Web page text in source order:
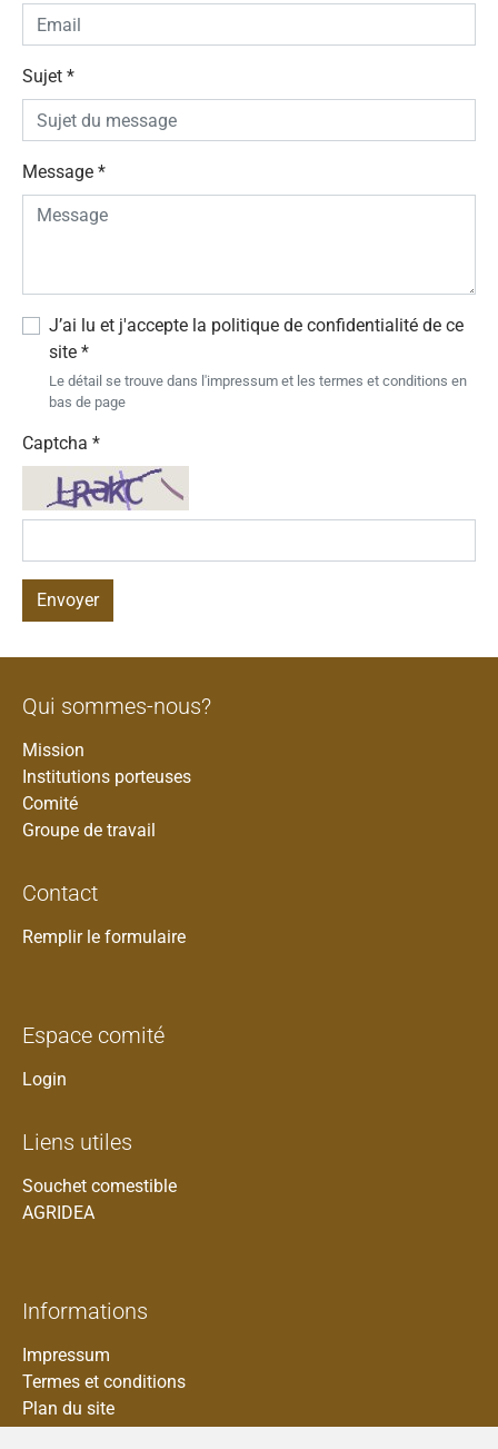
Sujet *
Message *
J’ai lu et j'accepte la politique de confidentialité de ce
site *
Le détail se trouve dans l'impressum et les termes et conditions en
bas de page
Captcha *
Envoyer
Qui sommes-nous?
Mission
Institutions porteuses
Comité
Groupe de travail
Contact
Remplir le formulaire
Espace comité
Login
Liens utiles
Souchet comestible
AGRIDEA
Informations
Impressum
Termes et conditions
Plan du site